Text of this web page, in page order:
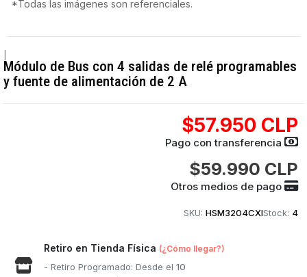
*Todas las imágenes son referenciales.
Módulo de Bus con 4 salidas de relé programables
y fuente de alimentación de 2 A
$57.950 CLP
Pago con transferencia
$59.990 CLP
Otros medios de pago
SKU: HSM3204CXIStock: 4
Retiro en Tienda Física (¿Cómo llegar?)
- Retiro Programado: Desde el10